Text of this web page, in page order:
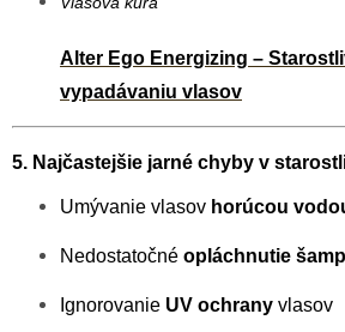
Alter Ego Energizing –
vypadávaniu vlasov
5. Najčastejšie jarné chyby v
Umývanie vlasov horúcou
Nedostatočné opláchnutie
Ignorovanie UV ochrany vlasov